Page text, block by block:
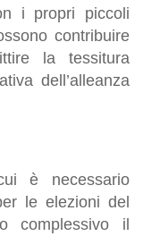
i propri piccoli
contribuire
la tessitura
dell’alleanza
è necessario
le elezioni del
complessivo il